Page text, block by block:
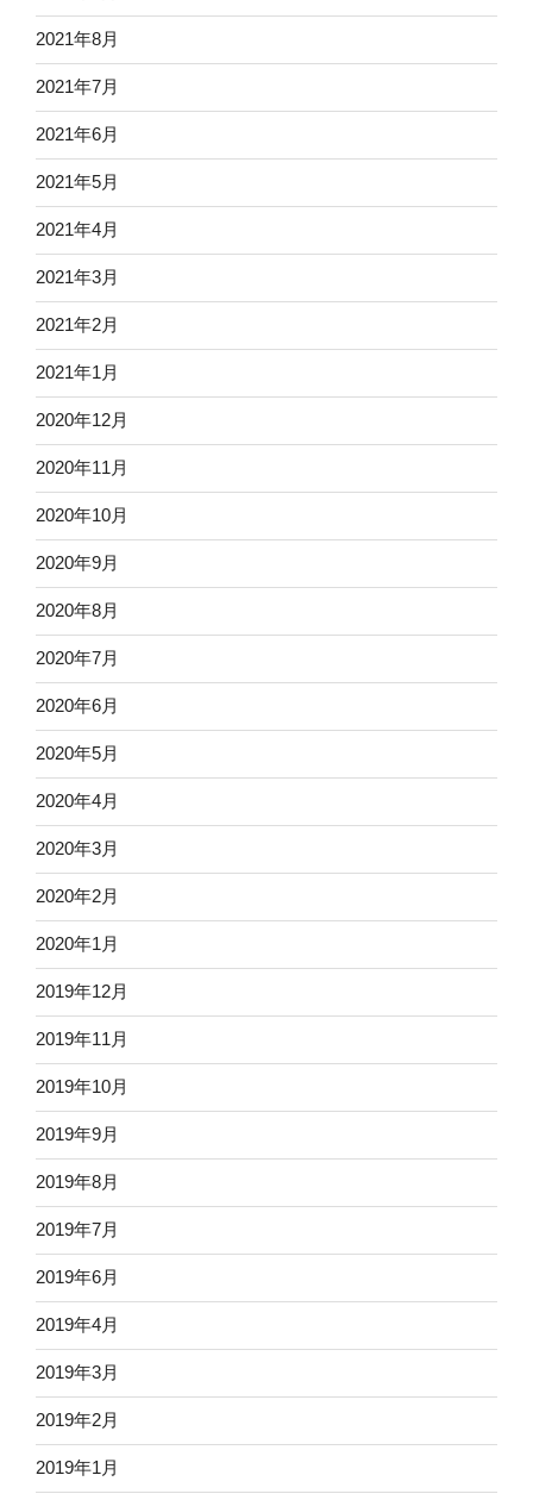
2021年8月
2021年7月
2021年6月
2021年5月
2021年4月
2021年3月
2021年2月
2021年1月
2020年12月
2020年11月
2020年10月
2020年9月
2020年8月
2020年7月
2020年6月
2020年5月
2020年4月
2020年3月
2020年2月
2020年1月
2019年12月
2019年11月
2019年10月
2019年9月
2019年8月
2019年7月
2019年6月
2019年4月
2019年3月
2019年2月
2019年1月